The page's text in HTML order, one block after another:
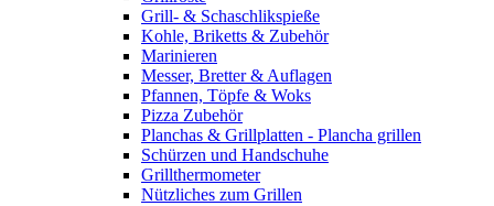
Grill- & Schaschlikspieße
Kohle, Briketts & Zubehör
Marinieren
Messer, Bretter & Auflagen
Pfannen, Töpfe & Woks
Pizza Zubehör
Planchas & Grillplatten - Plancha grillen
Schürzen und Handschuhe
Grillthermometer
Nützliches zum Grillen